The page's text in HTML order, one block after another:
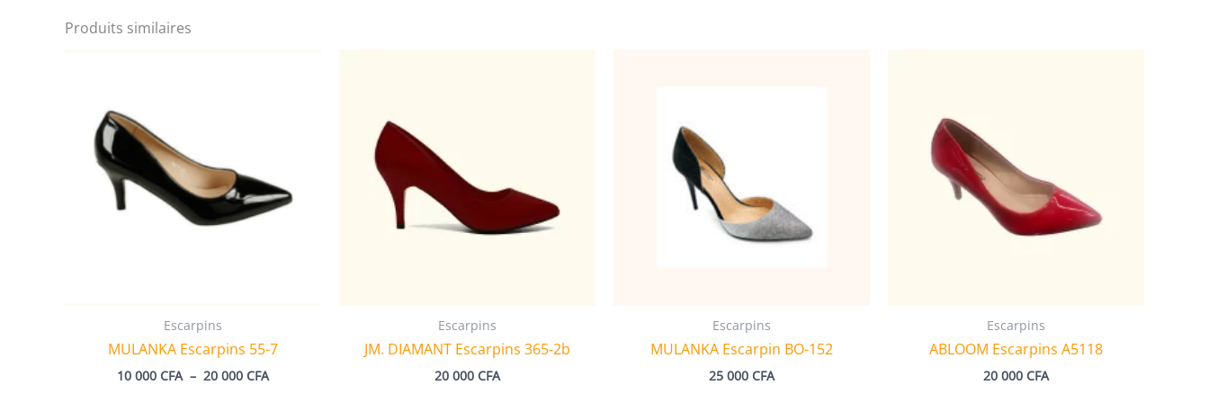
Produits similaires
Escarpins
MULANKA Escarpins 55-7
10 000 CFA – 20 000 CFAPlage
Escarpins
JM. DIAMANT Escarpins 365-2b
20 000 CFA
Escarpins
MULANKA Escarpin BO-152
25 000 CFA
Escarpins
ABLOOM Escarpins A5118
20 000 CFA